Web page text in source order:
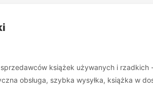
książek używanych i rzadkich
obsługa, szybka wysyłka, książka w